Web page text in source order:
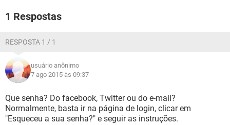
1 Respostas
RESPOSTA 1 / 1
usuário anônimo
7 ago 2015 às 09:37
Que senha? Do facebook, Twitter ou do e-mail?
Normalmente, basta ir na página de login, clicar em
"Esqueceu a sua senha?" e seguir as instruções.